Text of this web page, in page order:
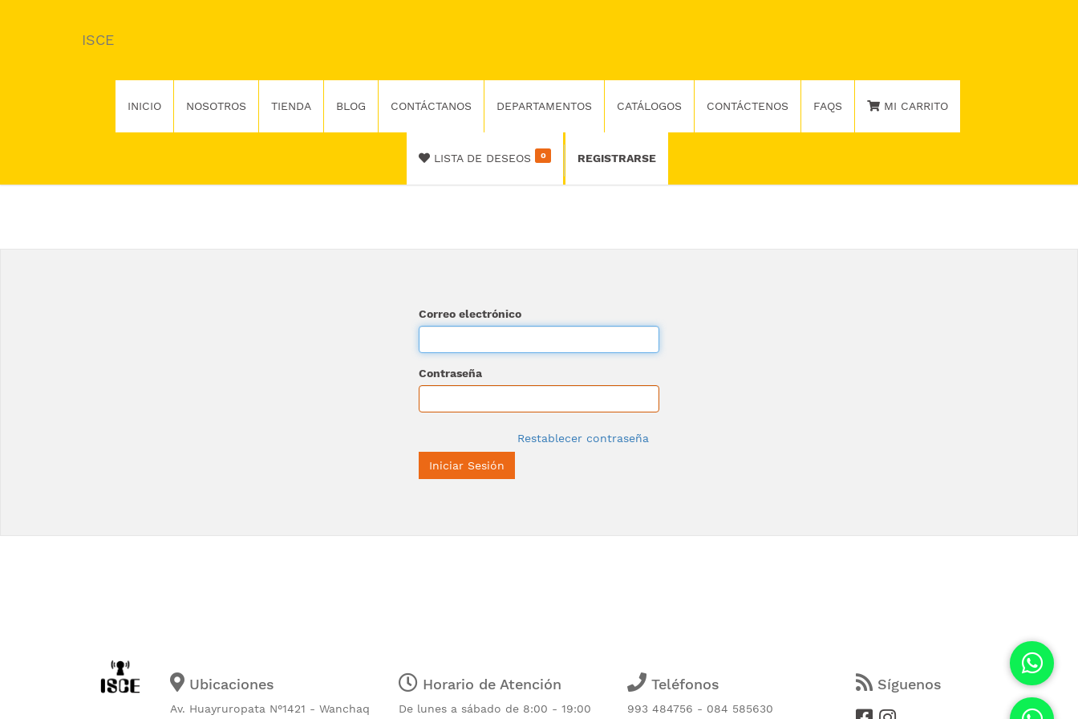
ISCE
INICIO NOSOTROS TIENDA BLOG CONTÁCTANOS DEPARTAMENTOS CATÁLOGOS CONTÁCTENOS FAQS MI CARRITO
LISTA DE DESEOS 0 REGISTRARSE
Correo electrónico
Contraseña
Restablecer contraseña
Iniciar Sesión
Ubicaciones
Av. Huayruropata N°1421 - Wanchaq
Horario de Atención
De lunes a sábado de 8:00 - 19:00
Teléfonos
993 484756 - 084 585630
Síguenos